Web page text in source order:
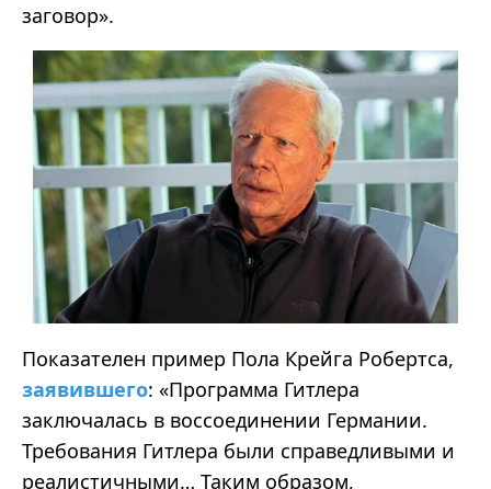
заговор».
Показателен пример Пола Крейга Робертса,
заявившего: «Программа Гитлера
заключалась в воссоединении Германии.
Требования Гитлера были справедливыми и
реалистичными… Таким образом,